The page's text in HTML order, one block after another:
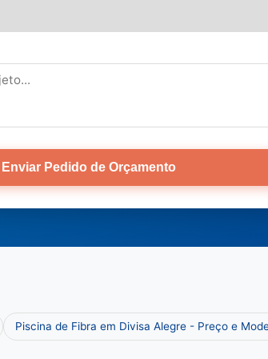
Enviar Pedido de Orçamento
Piscina de Fibra em Divisa Alegre - Preço e